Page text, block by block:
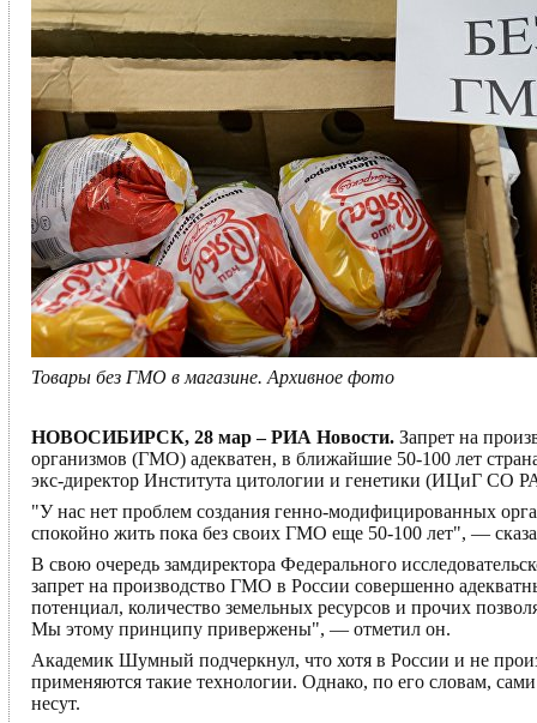
Товары без ГМО в магазине. Архивное фото
НОВОСИБИРСК, 28 мар – РИА Новости. Запрет на
организмов (ГМО) адекватен, в ближайшие 50-100 лет
экс-директор Института цитологии и генетики (ИЦиГ
"У нас нет проблем создания генно-модифицированных
спокойно жить пока без своих ГМО еще 50-100 лет", —
В свою очередь замдиректора Федерального
запрет на производство ГМО в России совершенно
потенциал, количество земельных ресурсов и прочих
Мы этому принципу привержены", — отметил он.
Академик Шумный подчеркнул, что хотя в России и не
применяются такие технологии. Однако, по его словам,
несут.